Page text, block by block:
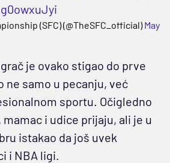
(SFC) (@TheSFC_official)May
je ovako stigao do prve
samo u pecanju, već
sportu. Očigledno
mamac i udice prijaju, ali je u
istakao da još uvek
i NBA ligi.